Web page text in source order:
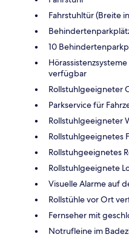
Fahrstuhltür (Breite
10
verfügbar
Rollstuhlgeeigneter
Parkservice für
Rollstuhlgeeigneter
Rollstuhlgeeignetes
Rollstuhgeeignetes
Rollstuhlgeeignete
Visuelle Alarme auf
Rollstühle vor Ort
Fernseher mit
Notrufleine im